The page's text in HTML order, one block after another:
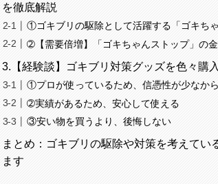
を徹底解説
①ゴキブリの駆除として活躍する「ゴキち
➁【需要倍増】「ゴキちゃんストップ」の
3.【経験談】ゴキブリ対策グッズを色々購
①プロが使っているため、信憑性が少なか
➁実績があるため、安心して使える
③安い物を買うより、後悔しない
まとめ：ゴキブリの駆除や対策を考えて
ます